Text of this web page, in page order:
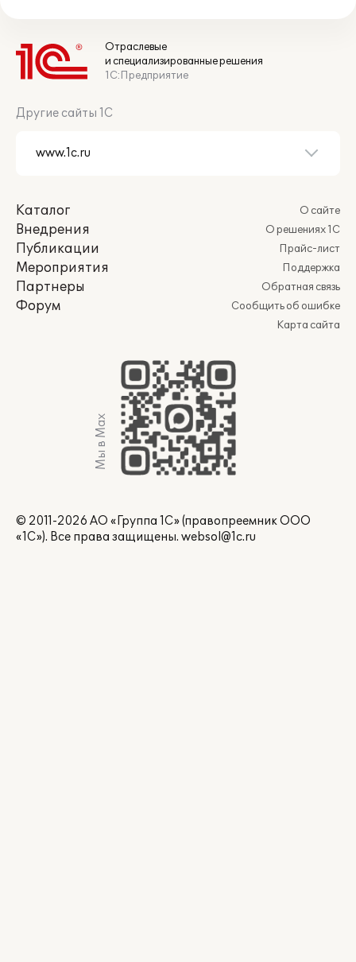
Отраслевые
и специализированные решения
1С:Предприятие
Другие сайты 1С
Каталог
Внедрения
Публикации
Мероприятия
Партнеры
Форум
О сайте
О решениях 1С
Прайс-лист
Поддержка
Обратная связь
Сообщить об ошибке
Карта сайта
Мы в Max
© 2011-2026 АО «Группа 1С» (правопреемник ООО
«1С»). Все права защищены. websol@1c.ru